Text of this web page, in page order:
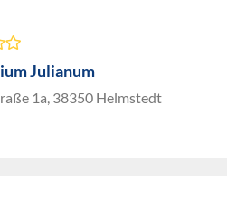
Julianum
1a, 38350 Helmstedt